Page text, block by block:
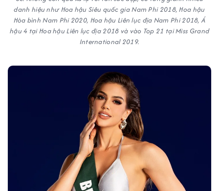
danh hiệu như Hoa hậu Siêu quốc gia Nam Phi 2018, Hoa hậu
Hòa bình Nam Phi 2020, Hoa hậu Liên lục địa Nam Phi 2018, Á
hậu 4 tại Hoa hậu Liên lục địa 2018 và vào Top 21 tại Miss Grand
International 2019.